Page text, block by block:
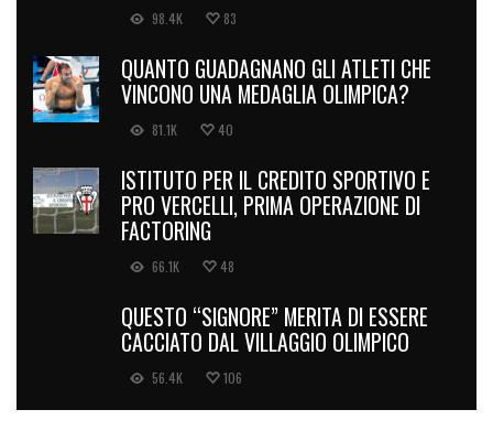
98.4K 83
QUANTO GUADAGNANO GLI ATLETI CHE
VINCONO UNA MEDAGLIA OLIMPICA?
81.1K 40
ISTITUTO PER IL CREDITO SPORTIVO E
PRO VERCELLI, PRIMA OPERAZIONE DI
FACTORING
66.1K 48
QUESTO “SIGNORE” MERITA DI ESSERE
CACCIATO DAL VILLAGGIO OLIMPICO
56.4K 106